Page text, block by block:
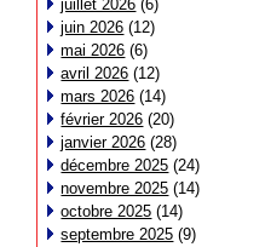
juillet 2026 (6)
juin 2026 (12)
mai 2026 (6)
avril 2026 (12)
mars 2026 (14)
février 2026 (20)
janvier 2026 (28)
décembre 2025 (24)
novembre 2025 (14)
octobre 2025 (14)
septembre 2025 (9)